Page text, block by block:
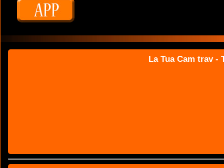
La Tua Cam trav -